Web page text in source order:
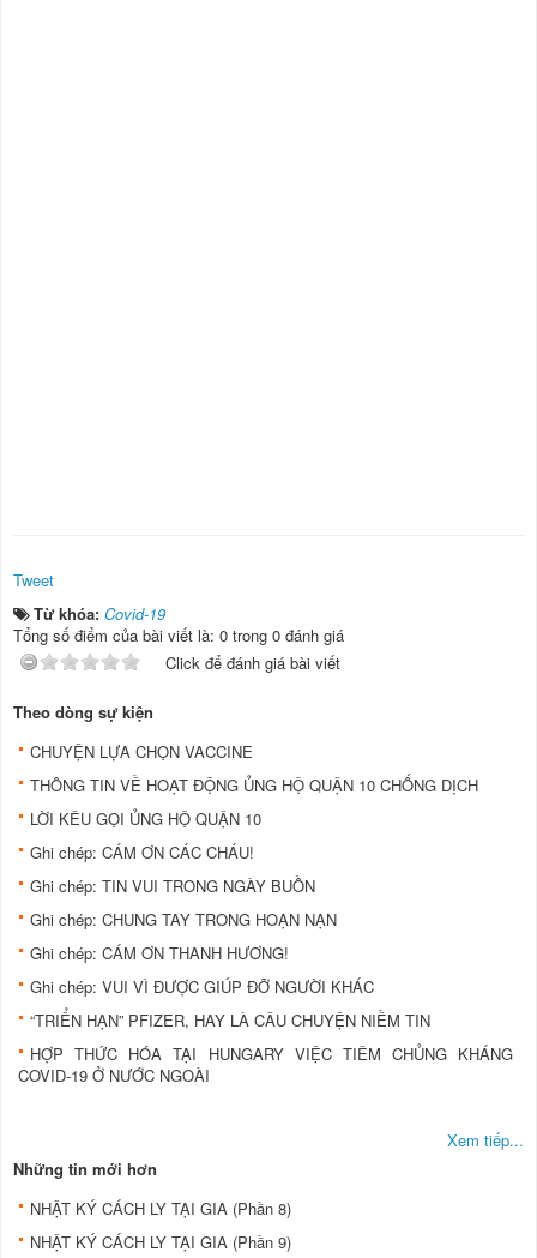
Tweet
Từ khóa: Covid-19
Tổng số điểm của bài viết là: 0 trong 0 đánh giá
Click để đánh giá bài viết
Theo dòng sự kiện
CHUYỆN LỰA CHỌN VACCINE
THÔNG TIN VỀ HOẠT ĐỘNG ỦNG HỘ QUẬN 10 CHỐNG DỊCH
LỜI KÊU GỌI ỦNG HỘ QUẬN 10
Ghi chép: CÁM ƠN CÁC CHÁU!
Ghi chép: TIN VUI TRONG NGÀY BUỒN
Ghi chép: CHUNG TAY TRONG HOẠN NẠN
Ghi chép: CÁM ƠN THANH HƯƠNG!
Ghi chép: VUI VÌ ĐƯỢC GIÚP ĐỠ NGƯỜI KHÁC
“TRIỂN HẠN” PFIZER, HAY LÀ CÂU CHUYỆN NIỀM TIN
HỢP THỨC HÓA TẠI HUNGARY VIỆC TIÊM CHỦNG KHÁNG
COVID-19 Ở NƯỚC NGOÀI
Xem tiếp...
Những tin mới hơn
NHẬT KÝ CÁCH LY TẠI GIA (Phần 8)
NHẬT KÝ CÁCH LY TẠI GIA (Phần 9)